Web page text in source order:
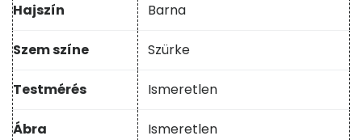
Hajszín Barna
Szem színe Szürke
Testmérés Ismeretlen
Ábra Ismeretlen